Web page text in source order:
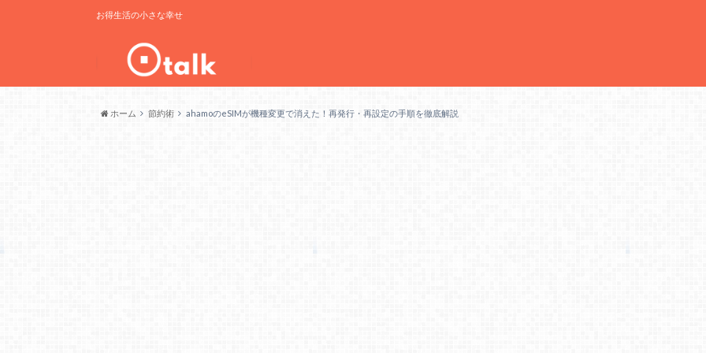
お得生活の小さな幸せ
ホーム 節約術 ahamoのeSIMが機種変更で消えた！再発行・再設定の手順を徹底解説